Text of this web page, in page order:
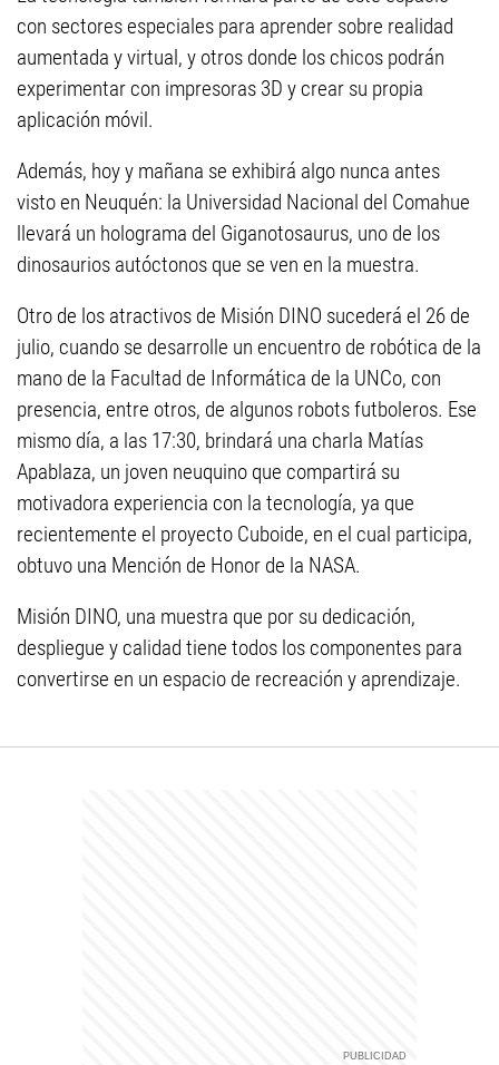
con sectores especiales para aprender sobre realidad
aumentada y virtual, y otros donde los chicos podrán
experimentar con impresoras 3D y crear su propia
aplicación móvil.
Además, hoy y mañana se exhibirá algo nunca antes
visto en Neuquén: la Universidad Nacional del Comahue
llevará un holograma del Giganotosaurus, uno de los
dinosaurios autóctonos que se ven en la muestra.
Otro de los atractivos de Misión DINO sucederá el 26 de
julio, cuando se desarrolle un encuentro de robótica de la
mano de la Facultad de Informática de la UNCo, con
presencia, entre otros, de algunos robots futboleros. Ese
mismo día, a las 17:30, brindará una charla Matías
Apablaza, un joven neuquino que compartirá su
motivadora experiencia con la tecnología, ya que
recientemente el proyecto Cuboide, en el cual participa,
obtuvo una Mención de Honor de la NASA.
Misión DINO, una muestra que por su dedicación,
despliegue y calidad tiene todos los componentes para
convertirse en un espacio de recreación y aprendizaje.